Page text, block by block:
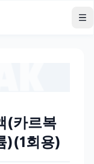
(카르복
)(1회용)